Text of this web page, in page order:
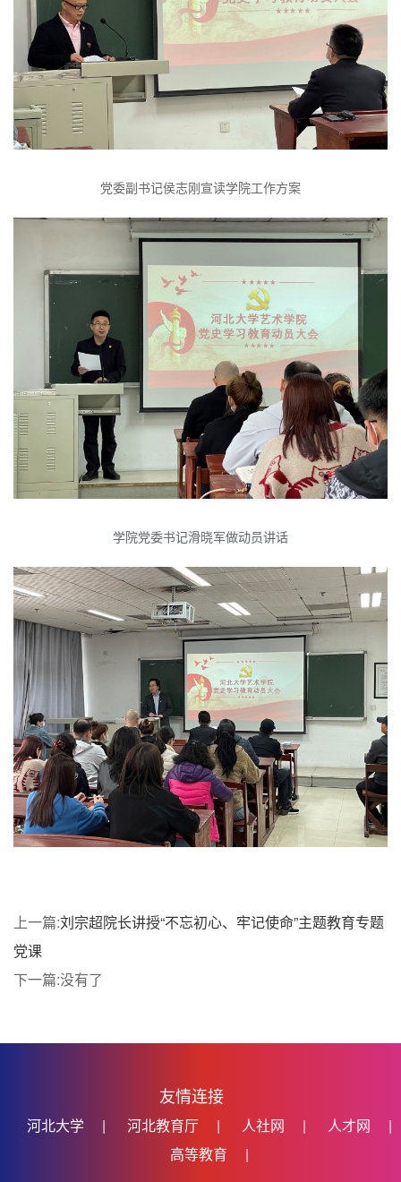
党委副书记侯志刚宣读学院工作方案
学院党委书记滑晓军做动员讲话
上一篇:刘宗超院长讲授“不忘初心、牢记使命”主题教育专题
党课
下一篇:没有了
友情连接
河北大学 | 河北教育厅 | 人社网 | 人才网
|
高等教育
|